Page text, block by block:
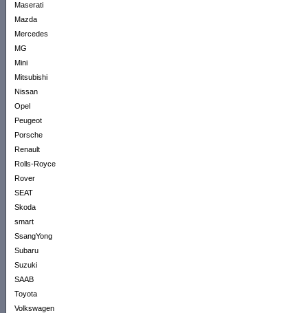
Maserati
Mazda
Mercedes
MG
Mini
Mitsubishi
Nissan
Opel
Peugeot
Porsche
Renault
Rolls-Royce
Rover
SEAT
Skoda
smart
SsangYong
Subaru
Suzuki
SAAB
Toyota
Volkswagen